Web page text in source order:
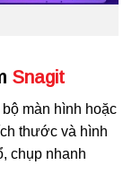
Snagit
màn hình hoặc
thước và hình
chụp nhanh